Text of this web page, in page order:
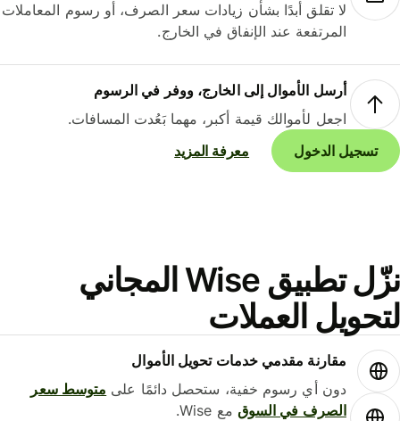
لا تقلق أبدًا بشأن زيادات سعر الصرف، أو رسوم المعاملات
المرتفعة عند الإنفاق في الخارج.
أرسل الأموال إلى الخارج، ووفر في الرسوم
اجعل لأموالك قيمة أكبر، مهما بَعُدت المسافات.
تسجيل الدخول
معرفة المزيد
نزّل تطبيق Wise المجاني
العملات
مقارنة مقدمي خدمات تحويل الأموال
دون أي رسوم خفية، ستحصل دائمًا علىمتوسط ​​سعر
الصرف في السوقمع Wise.